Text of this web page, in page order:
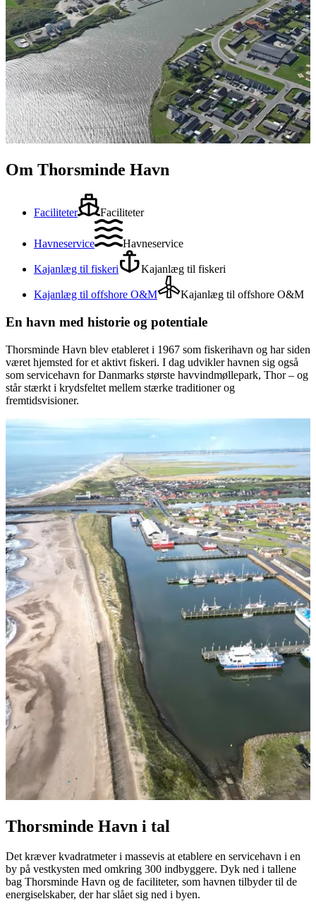
Om Thorsminde Havn
Faciliteter Faciliteter
Havneservice Havneservice
Kajanlæg til fiskeri Kajanlæg til fiskeri
Kajanlæg til offshore O&M Kajanlæg til offshore O&M
En havn med historie og potentiale
Thorsminde Havn blev etableret i 1967 som fiskerihavn og har siden
været hjemsted for et aktivt fiskeri. I dag udvikler havnen sig også
som servicehavn for Danmarks største havvindmøllepark, Thor – og
står stærkt i krydsfeltet mellem stærke traditioner og
fremtidsvisioner.
Thorsminde Havn i tal
Det kræver kvadratmeter i massevis at etablere en servicehavn i en
by på vestkysten med omkring 300 indbyggere. Dyk ned i tallene
bag Thorsminde Havn og de faciliteter, som havnen tilbyder til de
energiselskaber, der har slået sig ned i byen.